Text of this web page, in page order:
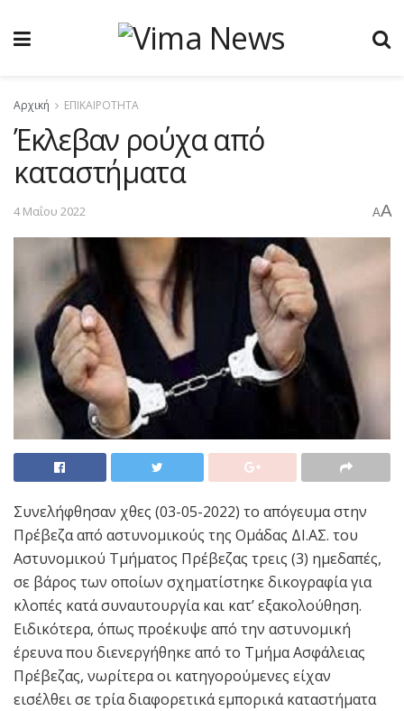
Αρχική ΕΠΙΚΑΙΡΟΤΗΤΑ
Έκλεβαν ρούχα από
καταστήματα
4 Μαΐου 2022 AA
Συνελήφθησαν χθες (03-05-2022) το απόγευμα στην
Πρέβεζα από αστυνομικούς της Ομάδας ΔΙ.ΑΣ. του
Αστυνομικού Τμήματος Πρέβεζας τρεις (3) ημεδαπές,
σε βάρος των οποίων σχηματίστηκε δικογραφία για
κλοπές κατά συναυτουργία και κατ’ εξακολούθηση.
Ειδικότερα, όπως προέκυψε από την αστυνομική
έρευνα που διενεργήθηκε από το Τμήμα Ασφάλειας
Πρέβεζας, νωρίτερα οι κατηγορούμενες είχαν
εισέλθει σε τρία διαφορετικά εμπορικά καταστήματα